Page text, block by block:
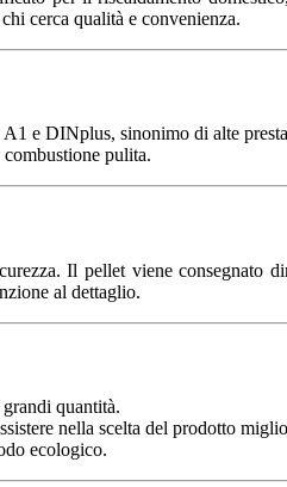
cerca qualità e convenienza.
e DINplus, sinonimo di alte
combustione pulita.
Il pellet viene consegnato
al dettaglio.
quantità.
nella scelta del prodotto
ecologico.